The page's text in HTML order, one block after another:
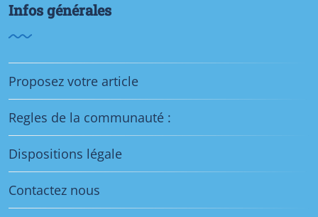
Infos générales
Proposez votre article
Regles de la communauté :
Dispositions légale
Contactez nous